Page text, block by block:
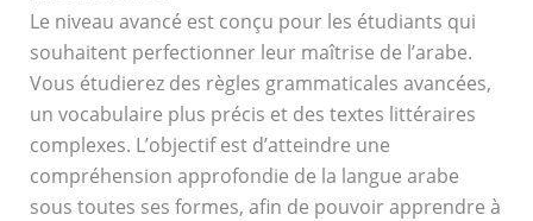
Le niveau avancé est conçu pour les étudiants qui
souhaitent perfectionner leur maîtrise de l’arabe.
Vous étudierez des règles grammaticales avancées,
un vocabulaire plus précis et des textes littéraires
complexes. L’objectif est d’atteindre une
compréhension approfondie de la langue arabe
sous toutes ses formes, afin de pouvoir apprendre à